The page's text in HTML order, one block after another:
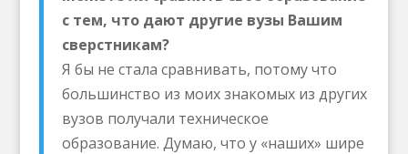
с тем, что дают другие вузы Вашим
сверстникам?
Я бы не стала сравнивать, потому что
большинство из моих знакомых из других
вузов получали техническое
образование. Думаю, что у «наших» шире